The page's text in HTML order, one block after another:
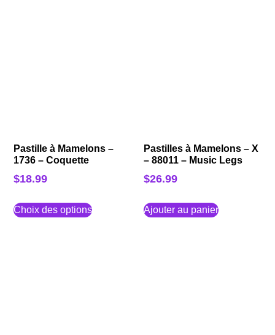
Pastille à Mamelons –
1736 – Coquette
$18.99
Choix des options
Pastilles à Mamelons – X
– 88011 – Music Legs
$26.99
Ajouter au panier